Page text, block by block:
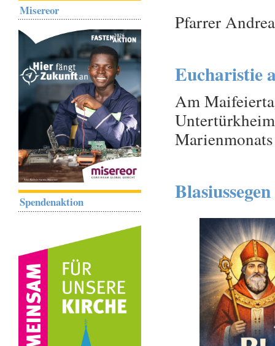
Pfarrer
Eucharistie
Am
Misereor
Spendenaktion